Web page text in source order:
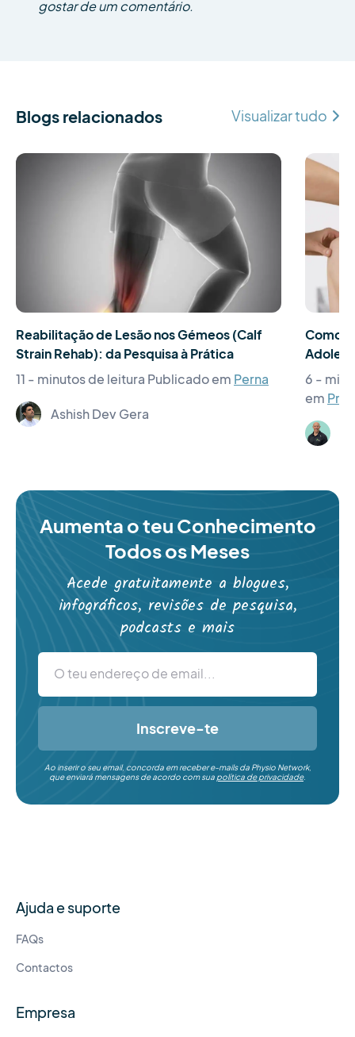
gostar de um comentário.
Blogs relacionados Visualizar tudo
Reabilitação de Lesão nos Gémeos (Calf
Strain Rehab): da Pesquisa à Prática
11 - minutos de leitura Publicado em Perna
Ashish Dev Gera
Como
6 -
em
Aumenta o teu Conhecimento
Todos os Meses
Acede gratuitamente a blogues,
infográficos, revisões de pesquisa,
podcasts e mais
Inscreve-te
Ao inserir o seu email, concorda em receber e-mails da Physio Network,
que enviará mensagens de acordo com sua política de privacidade.
Ajuda e suporte
FAQs
Contactos
Empresa